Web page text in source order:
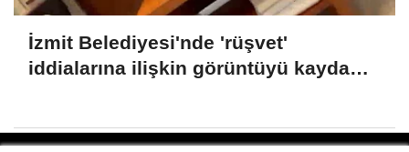
İzmit Belediyesi'nde 'rüşvet'
iddialarına ilişkin görüntüyü kayda